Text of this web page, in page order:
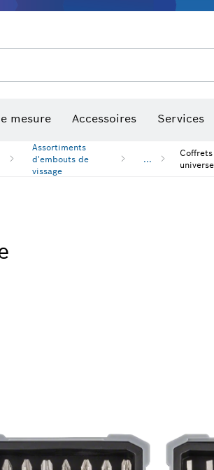
mesure Accessoires Services
Assortiments
d'embouts de
vissage
...